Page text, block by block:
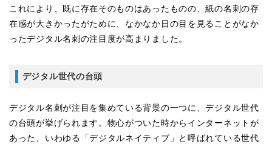
これにより、既に存在そのものはあったものの、紙の名刺の存
在感が大きかったがために、なかなか日の目を見ることがなか
ったデジタル名刺の注目度が高まりました。
デジタル世代の台頭
デジタル名刺が注目を集めている背景の一つに、デジタル世代
の台頭が挙げられます。物心がついた時からインターネットが
あった、いわゆる「デジタルネイティブ」と呼ばれている世代